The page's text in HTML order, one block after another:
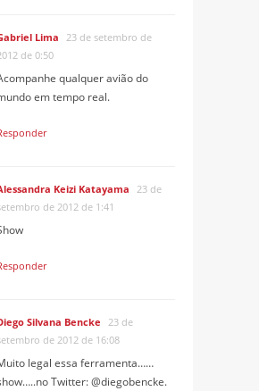
Lima 23 de setembro de
de 0:50
qualquer avião do
em tempo real.
Keizi Katayama 23 de
de 2012 de 1:41
Silvana Bencke 23 de
de 2012 de 16:08
legal essa ferramenta……
Twitter: @diegobencke.